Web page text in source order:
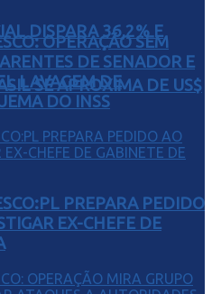
DISPARA 36,2% E
SE APROXIMA DE US$
OPERAÇÃO SEM
DE SENADOR E
LAVAGEM DE
DO INSS
PREPARA PEDIDO
EX-CHEFE DE